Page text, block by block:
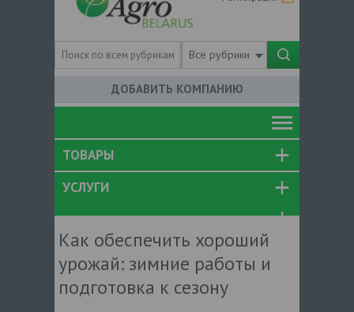
Все рубрики
ДОБАВИТЬ КОМПАНИЮ
ТОВАРЫ
УСЛУГИ
Как обеспечить хороший
урожай: зимние работы и
подготовка к сезону